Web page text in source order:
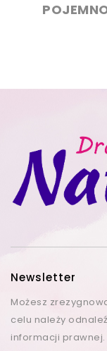
Newsletter
Możesz
celu należy
informacji prawnej.